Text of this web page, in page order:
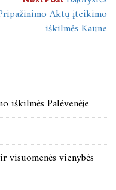
Aktų įteikimo
iškilmės Kaune
iškilmės Palėvenėje
visuomenės vienybės